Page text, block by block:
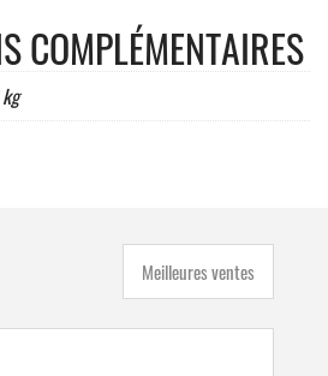
RF)
Ø
80
COMPLÉMENTAIRES
Meilleures ventes